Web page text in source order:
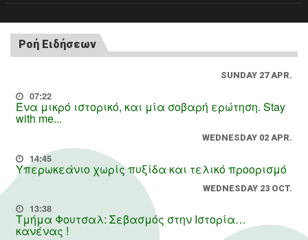
Ροή Ειδήσεων
SUNDAY 27 APR.
07:22
Ένα μικρό ιστορικό, και μία σοβαρή ερώτηση. Stay
with me...
WEDNESDAY 02 APR.
14:45
Υπερωκεάνιο χωρίς πυξίδα και τελικό προορισμό
WEDNESDAY 23 OCT.
13:38
Τμήμα Φουτσαλ: Σεβασμός στην Ιστορία…
κανένας !